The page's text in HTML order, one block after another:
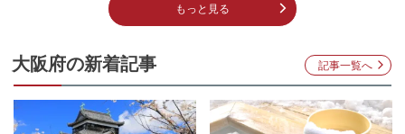
もっと見る
大阪府の新着記事 記事一覧へ